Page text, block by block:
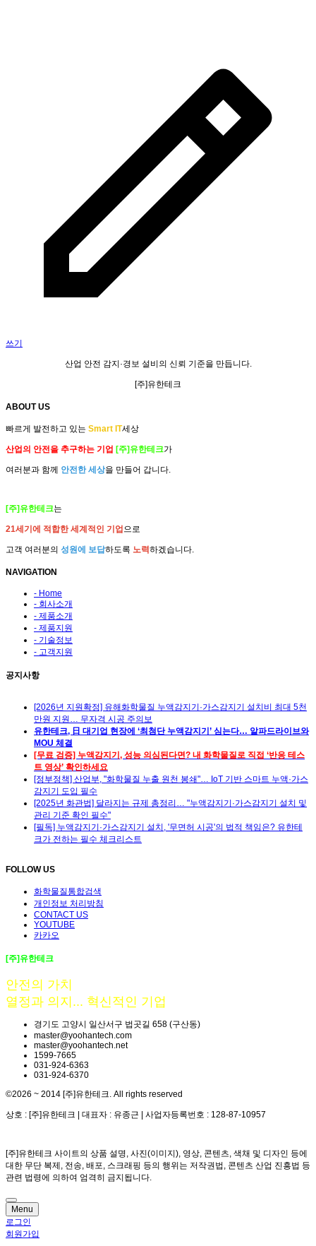
쓰기
산업 안전 감지·경보 설비의 신뢰 기준을 만듭니다.
[주]유한테크
ABOUT US
빠르게 발전하고 있는 Smart IT세상
산업의 안전을 추구하는 기업 [주]유한테크가
여러분과 함께 안전한 세상을 만들어 갑니다.
[주]유한테크는
21세기에 적합한 세계적인 기업 으로
고객 여러분의 성원에 보답하도록 노력하겠습니다.
NAVIGATION
- Home
- 회사소개
- 제품소개
- 제품지원
- 기술정보
- 고객지원
공지사항
[2026년 지원확정] 유해화학물질 누액감지기·가스감지기 설치비 최대 5천
만원 지원… 무자격 시공 주의보
유한테크, 日 대기업 현장에 ‘최첨단 누액감지기’ 심는다… 알파드라이브와
MOU 체결
[무료 검증] 누액감지기, 성능 의심된다면? 내 화학물질로 직접 ‘반응 테스
트 영상’ 확인하세요
[정부정책] 산업부, "화학물질 누출 원천 봉쇄"… IoT 기반 스마트 누액·가스
감지기 도입 필수
[2025년 화관법] 달라지는 규제 총정리… "누액감지기·가스감지기 설치 및
관리 기준 확인 필수"
[필독] 누액감지기·가스감지기 설치, '무면허 시공'의 법적 책임은? 유한테
크가 전하는 필수 체크리스트
FOLLOW US
화학물질통합검색
개인정보 처리방침
CONTACT US
YOUTUBE
카카오
[주]유한테크
안전의 가치
열정과 의지... 혁신적인 기업
경기도 고양시 일산서구 법곳길 658 (구산동)
master@yoohantech.com
master@yoohantech.net
1599-7665
031-924-6363
031-924-6370
©2026 ~ 2014 [주]유한테크. All rights reserved
상호 : [주]유한테크 | 대표자 : 유종근 | 사업자등록번호 : 128-87-10957
[주]유한테크 사이트의 상품 설명, 사진(이미지), 영상, 콘텐츠, 색채 및 디자인 등에
대한 무단 복제, 전송, 배포, 스크래핑 등의 행위는 저작권법, 콘텐츠 산업 진흥법 등
관련 법령에 의하여 엄격히 금지됩니다.
Menu
로그인
회원가입